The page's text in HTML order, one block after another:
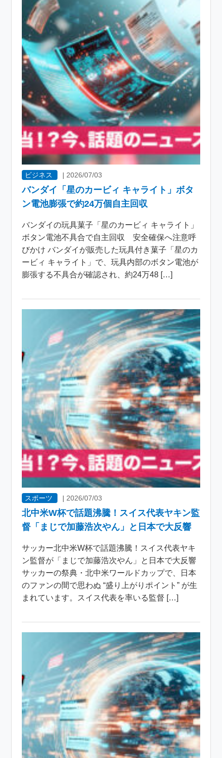
ビジネス |2026/07/03
バンダイ「星のカービィ キャライト」ボタ
ン電池膨張で約24万個自主回収
バンダイの玩具菓子「星のカービィ キャライト」
ボタン電池不具合で自主回収 安全確保へ注意呼
びかけ バンダイが販売した玩具付き菓子「星のカ
ービィ キャライト」で、玩具内部のボタン電池が
膨張する不具合が確認され、約24万48 […]
スポーツ |2026/07/03
北中米W杯で話題沸騰！スイス代表ヤキン監
督「まじで加藤浩次やん」と日本で大反響
サッカー北中米W杯で話題沸騰！スイス代表ヤキ
ン監督が「まじで加藤浩次やん」と日本で大反響
サッカーの祭典・北中米ワールドカップで、日本
のファンの間で思わぬ “盛り上がりポイント” が生
まれています。スイス代表を率いる監督 […]